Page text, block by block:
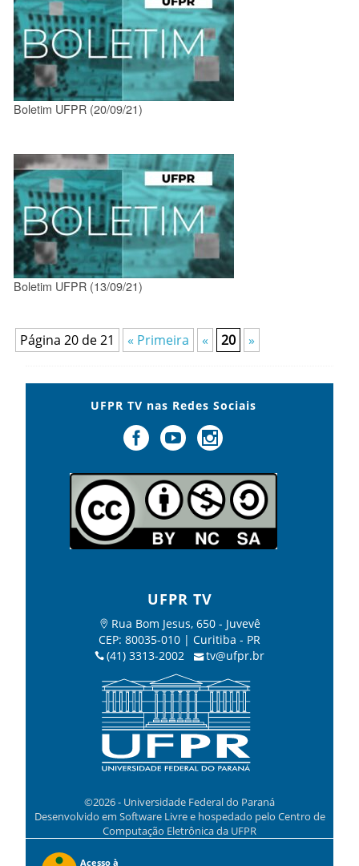
Boletim UFPR (20/09/21)
Boletim UFPR (13/09/21)
Página 20 de 21 « Primeira « 20 »
UFPR TV nas Redes Sociais
UFPR TV
Rua Bom Jesus, 650 - Juvevê
CEP: 80035-010 | Curitiba - PR
(41) 3313-2002
tv@ufpr.br
©2026 - Universidade Federal do Paraná
Desenvolvido em Software Livre e hospedado pelo Centro de
Computação Eletrônica da UFPR